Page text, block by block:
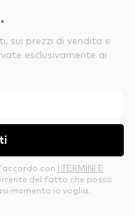
sui prezzi di vendita e
esclusivamente ai
con I TERMINI E
del fatto che posso
momento io voglia.